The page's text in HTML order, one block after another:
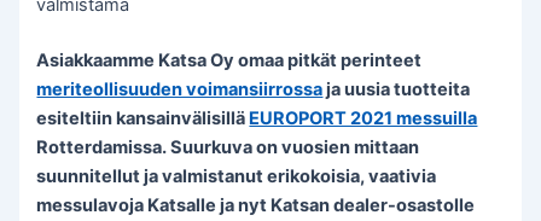
Asiakkaamme Katsa Oy omaa pitkät perinteet
meriteollisuuden voimansiirrossaja uusia tuotteita
esiteltiin kansainvälisillä EUROPORT 2021 messuilla
Rotterdamissa. Suurkuva on vuosien mittaan
suunnitellut ja valmistanut erikokoisia, vaativia
messulavoja Katsalle ja nyt Katsan dealer-osastolle